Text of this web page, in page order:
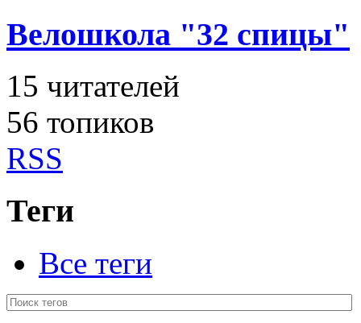
Велошкола "32 спицы"
15 читателей
56 топиков
RSS
Теги
Все теги